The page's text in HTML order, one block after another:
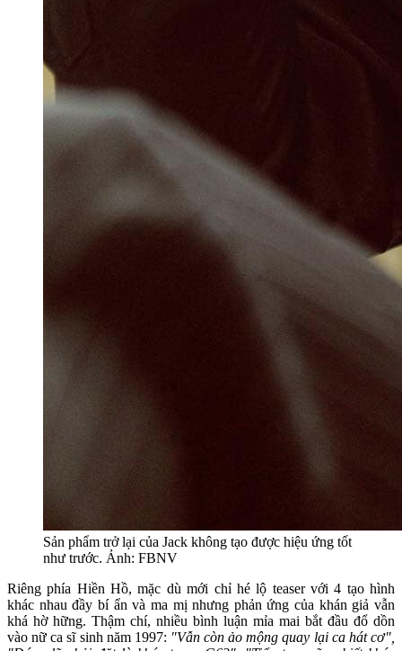
Sản phẩm trở lại của Jack không tạo được hiệu ứng tốt
như trước. Ảnh: FBNV
Riêng phía Hiền Hồ, mặc dù mới chỉ hé lộ teaser với 4 tạo hình
khác nhau đầy bí ẩn và ma mị nhưng phản ứng của khán giả vẫn
khá hờ hững. Thậm chí, nhiều bình luận mỉa mai bắt đầu đổ dồn
vào nữ ca sĩ sinh năm 1997: "Vẫn còn ảo mộng quay lại ca hát cơ",